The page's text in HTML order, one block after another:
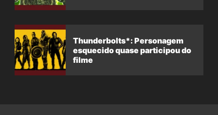
Thunderbolts*: Personagem
esquecido quase participou do
filme